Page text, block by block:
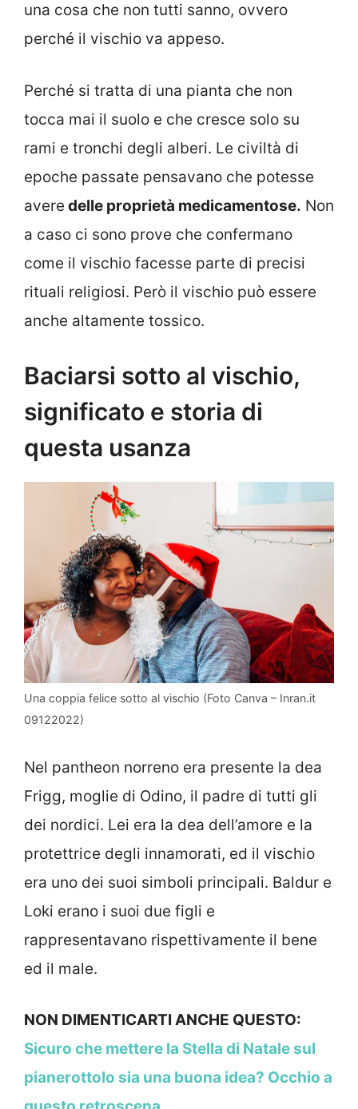
una cosa che non tutti sanno, ovvero
perché il vischio va appeso.
Perché si tratta di una pianta che non
tocca mai il suolo e che cresce solo su
rami e tronchi degli alberi. Le civiltà di
epoche passate pensavano che potesse
avere delle proprietà medicamentose. Non
a caso ci sono prove che confermano
come il vischio facesse parte di precisi
rituali religiosi. Però il vischio può essere
anche altamente tossico.
Baciarsi sotto al vischio,
significato e storia di
questa usanza
Una coppia felice sotto al vischio (Foto Canva – Inran.it
09122022)
Nel pantheon norreno era presente la dea
Frigg, moglie di Odino, il padre di tutti gli
dei nordici. Lei era la dea dell’amore e la
protettrice degli innamorati, ed il vischio
era uno dei suoi simboli principali. Baldur e
Loki erano i suoi due figli e
rappresentavano rispettivamente il bene
ed il male.
NON DIMENTICARTI ANCHE QUESTO:
Sicuro che mettere la Stella di Natale sul
pianerottolo sia una buona idea? Occhio a